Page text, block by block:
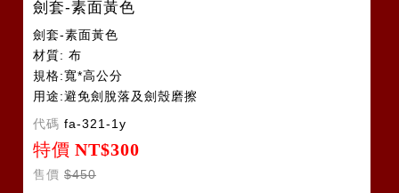
劍套-素面黃色
劍套-素面黃色
材質: 布
規格:寬*高公分
用途:避免劍脫落及劍殼磨擦
令旗套2-3支
代碼 fa-321-1y
特價 NT$300
售價 $450